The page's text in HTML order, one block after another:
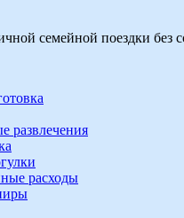
семейной поездки без
развлечения
расходы